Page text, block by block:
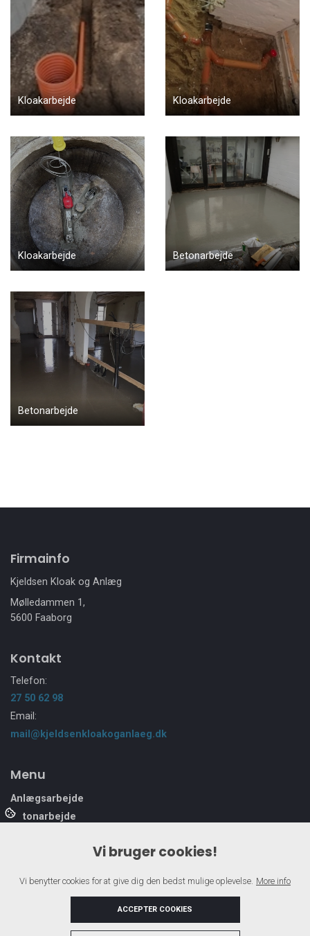
Kloakarbejde Kloakarbejde
Kloakarbejde Betonarbejde
Betonarbejde
Firmainfo
Kjeldsen Kloak og Anlæg
Mølledammen 1,
5600 Faaborg
Kontakt
Telefon:
27 50 62 98
Email:
mail@kjeldsenkloakoganlaeg.dk
Menu
Anlægsarbejde
Betonarbejde
Referencer
Støbning af fundament
Vi bruger cookies!
Vi benytter cookies for at give dig den bedst mulige oplevelse. More info
ACCEPTER COOKIES